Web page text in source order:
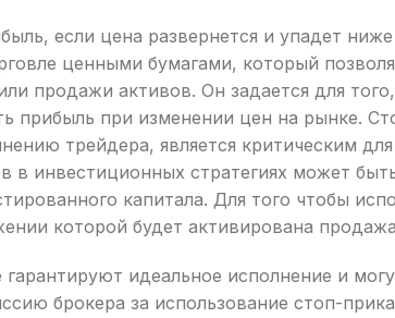
если цена развернется и упадет
ценными бумагами, который
продажи активов. Он задается для
прибыль при изменении цен на рынке.
трейдера, является критическим
в инвестиционных стратегиях может
капитала. Для того чтобы
которой будет активирована
идеальное исполнение и
брокера за использование стоп-